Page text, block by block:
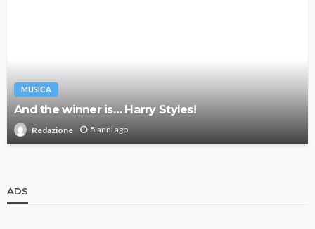
MUSICA
And the winner is… Harry Styles!
Redazione 5 anni ago
ADS